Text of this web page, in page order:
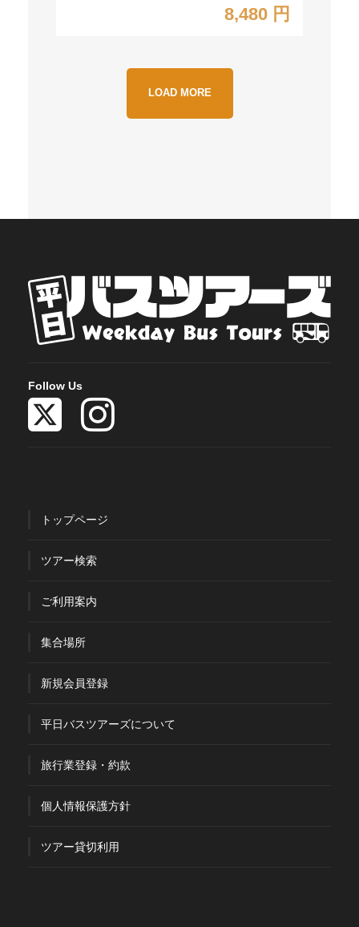
8,480 円
LOAD MORE
Follow Us
トップページ
ツアー検索
ご利用案内
集合場所
新規会員登録
平日バスツアーズについて
旅行業登録・約款
個人情報保護方針
ツアー貸切利用